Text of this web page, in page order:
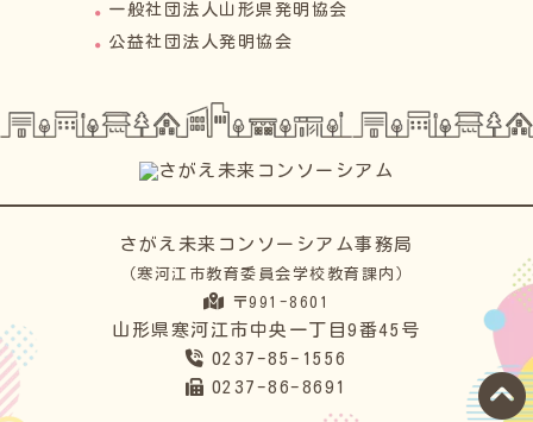
一般社団法人山形県発明協会
公益社団法人発明協会
さがえ未来コンソーシアム事務局
（寒河江市教育委員会学校教育課内）
〒991-8601
山形県寒河江市中央一丁目9番45号
0237-85-1556
0237-86-8691